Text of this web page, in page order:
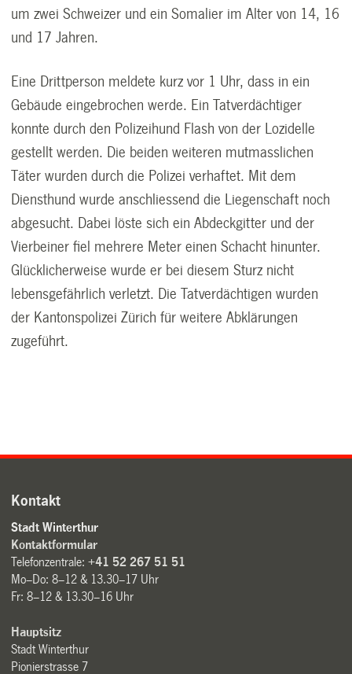
um zwei Schweizer und ein Somalier im Alter von 14, 16
und 17 Jahren.
Eine Drittperson meldete kurz vor 1 Uhr, dass in ein
Gebäude eingebrochen werde. Ein Tatverdächtiger
konnte durch den Polizeihund Flash von der Lozidelle
gestellt werden. Die beiden weiteren mutmasslichen
Täter wurden durch die Polizei verhaftet. Mit dem
Diensthund wurde anschliessend die Liegenschaft noch
abgesucht. Dabei löste sich ein Abdeckgitter und der
Vierbeiner fiel mehrere Meter einen Schacht hinunter.
Glücklicherweise wurde er bei diesem Sturz nicht
lebensgefährlich verletzt. Die Tatverdächtigen wurden
der Kantonspolizei Zürich für weitere Abklärungen
zugeführt.
Kontakt
Stadt Winterthur
Kontaktformular
Telefonzentrale:+41 52 267 51 51
Mo–Do: 8–12 & 13.30–17 Uhr
Fr: 8–12 & 13.30–16 Uhr
Hauptsitz
Stadt Winterthur
Pionierstrasse 7